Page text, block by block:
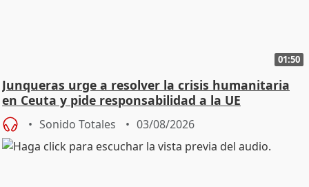
01:50
Junqueras urge a resolver la crisis humanitaria
en Ceuta y pide responsabilidad a la UE
Sonido Totales 03/08/2026